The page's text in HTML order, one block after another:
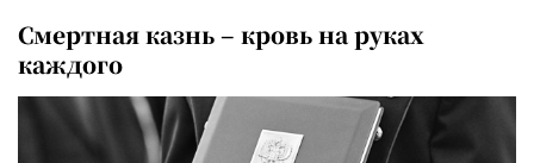
Смертная казнь – кровь на руках
каждого